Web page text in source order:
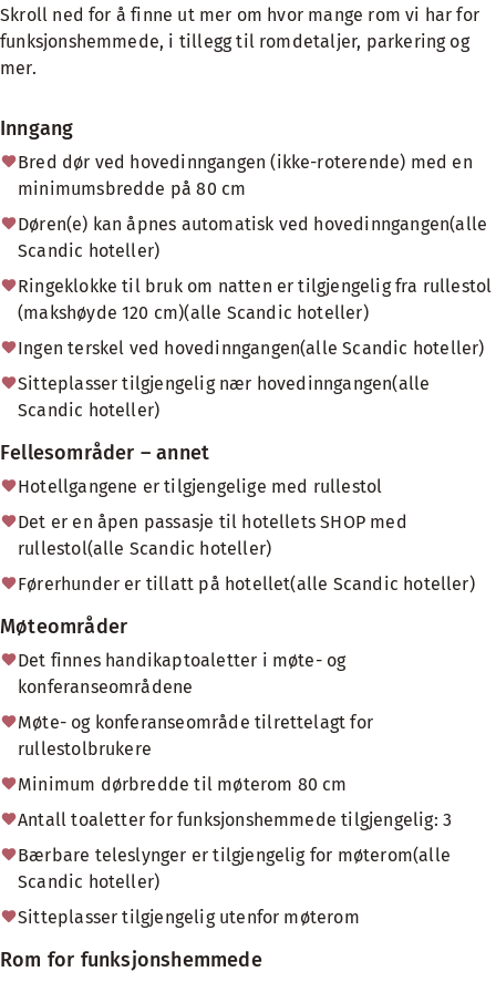
Skroll ned for å finne ut mer om hvor mange rom vi har for
funksjonshemmede, i tillegg til romdetaljer, parkering og
mer.
Inngang
Bred dør ved hovedinngangen (ikke-roterende) med en
minimumsbredde på 80 cm
Døren(e) kan åpnes automatisk ved hovedinngangen(alle
Scandic hoteller)
Ringeklokke til bruk om natten er tilgjengelig fra rullestol
(makshøyde 120 cm)(alle Scandic hoteller)
Ingen terskel ved hovedinngangen(alle Scandic hoteller)
Sitteplasser tilgjengelig nær hovedinngangen(alle
Scandic hoteller)
Fellesområder – annet
Hotellgangene er tilgjengelige med rullestol
Det er en åpen passasje til hotellets SHOP med
rullestol(alle Scandic hoteller)
Førerhunder er tillatt på hotellet(alle Scandic hoteller)
Møteområder
Det finnes handikaptoaletter i møte- og
konferanseområdene
Møte- og konferanseområde tilrettelagt for
rullestolbrukere
Minimum dørbredde til møterom 80 cm
Antall toaletter for funksjonshemmede tilgjengelig: 3
Bærbare teleslynger er tilgjengelig for møterom(alle
Scandic hoteller)
Sitteplasser tilgjengelig utenfor møterom
Rom for funksjonshemmede